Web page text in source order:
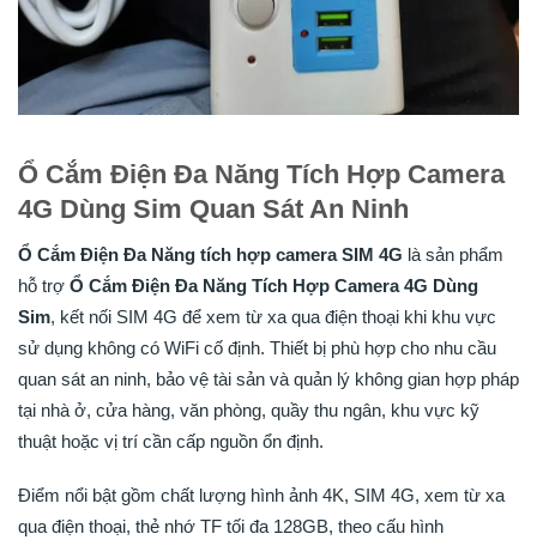
Ổ Cắm Điện Đa Năng Tích Hợp Camera
4G Dùng Sim Quan Sát An Ninh
Ổ Cắm Điện Đa Năng tích hợp camera SIM 4G là sản phẩm
hỗ trợ Ổ Cắm Điện Đa Năng Tích Hợp Camera 4G Dùng
Sim, kết nối SIM 4G để xem từ xa qua điện thoại khi khu vực
sử dụng không có WiFi cố định. Thiết bị phù hợp cho nhu cầu
quan sát an ninh, bảo vệ tài sản và quản lý không gian hợp pháp
tại nhà ở, cửa hàng, văn phòng, quầy thu ngân, khu vực kỹ
thuật hoặc vị trí cần cấp nguồn ổn định.
Điểm nổi bật gồm chất lượng hình ảnh 4K, SIM 4G, xem từ xa
qua điện thoại, thẻ nhớ TF tối đa 128GB, theo cấu hình